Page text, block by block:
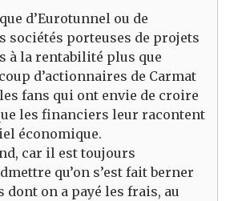
d’Eurotunnel ou de
sociétés porteuses de projets
à la rentabilité plus que
d’actionnaires de Carmat
fans qui ont envie de croire
les financiers leur racontent
économique.
car il est toujours
qu’on s’est fait berner
dont on a payé les frais, au